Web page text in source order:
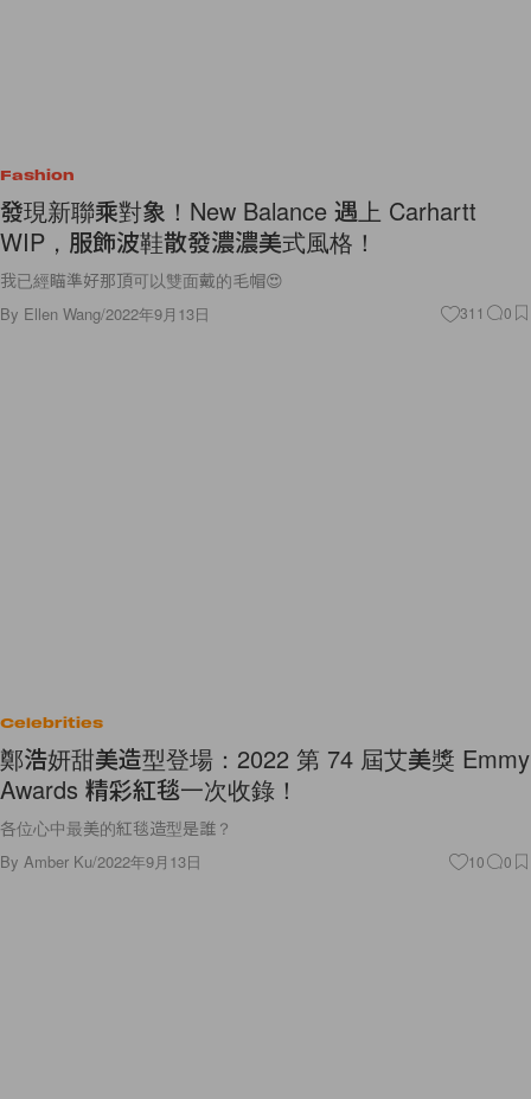
Fashion
發現新聯乘對象！New Balance 遇上 Carhartt
WIP，服飾波鞋散發濃濃美式風格！
我已經瞄準好那頂可以雙面戴的毛帽😍
By Ellen Wang/2022年9月13日 311 0
Celebrities
鄭浩妍甜美造型登場：2022 第 74 屆艾美獎 Emmy
Awards 精彩紅毯一次收錄！
各位心中最美的紅毯造型是誰？
By Amber Ku/2022年9月13日 10 0